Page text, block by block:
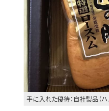
手に入れた優待：自社製品（ハ